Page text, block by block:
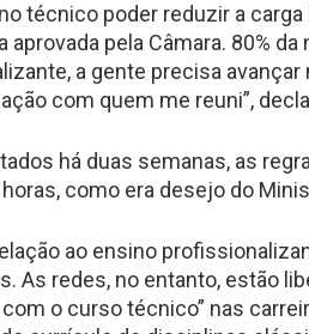
técnico poder reduzir a carga
pela Câmara. 80%
a gente precisa avançar
com quem me reuni”,
há duas semanas, as
como era desejo do
ao ensino
As redes, no entanto, estão
o curso técnico” nas